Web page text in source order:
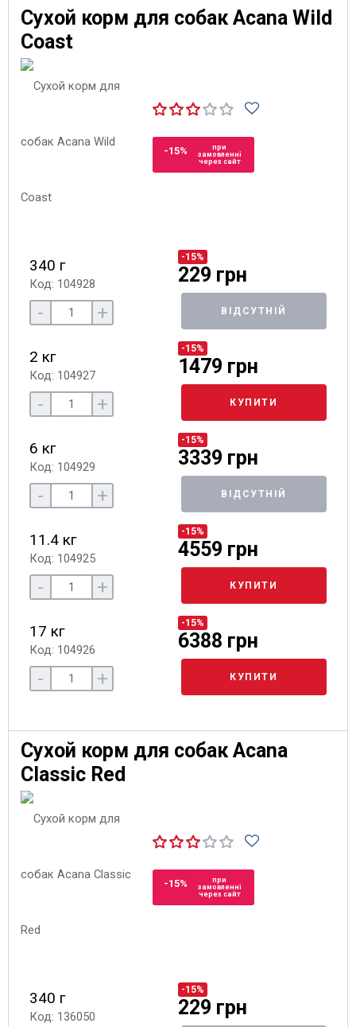
Сухой корм для собак Acana Wild
Coast
-15%
при
замовленні
через сайт
340 г
Код: 104928
-15%
229 грн
- + ВІДСУТНІЙ
2 кг
Код: 104927
-15%
1479 грн
- + КУПИТИ
6 кг
Код: 104929
-15%
3339 грн
- + ВІДСУТНІЙ
11.4 кг
Код: 104925
-15%
4559 грн
- + КУПИТИ
17 кг
Код: 104926
-15%
6388 грн
- + КУПИТИ
Сухой корм для собак Acana
Classic Red
-15%
при
замовленні
через сайт
340 г
Код: 136050
-15%
229 грн